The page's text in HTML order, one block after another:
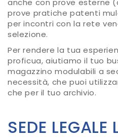
anche con prove esterne
prove pratiche patenti
per incontri con la rete
selezione.
Per rendere la tua
proficua, aiutiamo il tuo
magazzino modulabili a
necessità, che puoi
che per il tuo archivio.
SEDE LEGALE